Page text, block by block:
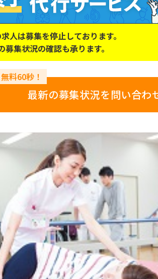
人は募集を停止しております。
募集状況の確認も承ります。
最新の募集状況を問い合わ